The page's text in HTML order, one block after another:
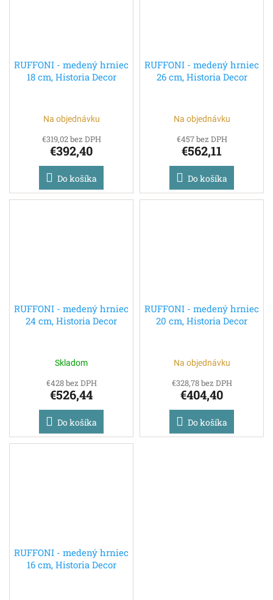
RUFFONI - medený hrniec
18 cm, Historia Decor
Na objednávku
€319,02 bez DPH
€392,40
Do košíka
RUFFONI - medený hrniec
26 cm, Historia Decor
Na objednávku
€457 bez DPH
€562,11
Do košíka
RUFFONI - medený hrniec
24 cm, Historia Decor
Skladom
€428 bez DPH
€526,44
Do košíka
RUFFONI - medený hrniec
20 cm, Historia Decor
Na objednávku
€328,78 bez DPH
€404,40
Do košíka
RUFFONI - medený hrniec
16 cm, Historia Decor